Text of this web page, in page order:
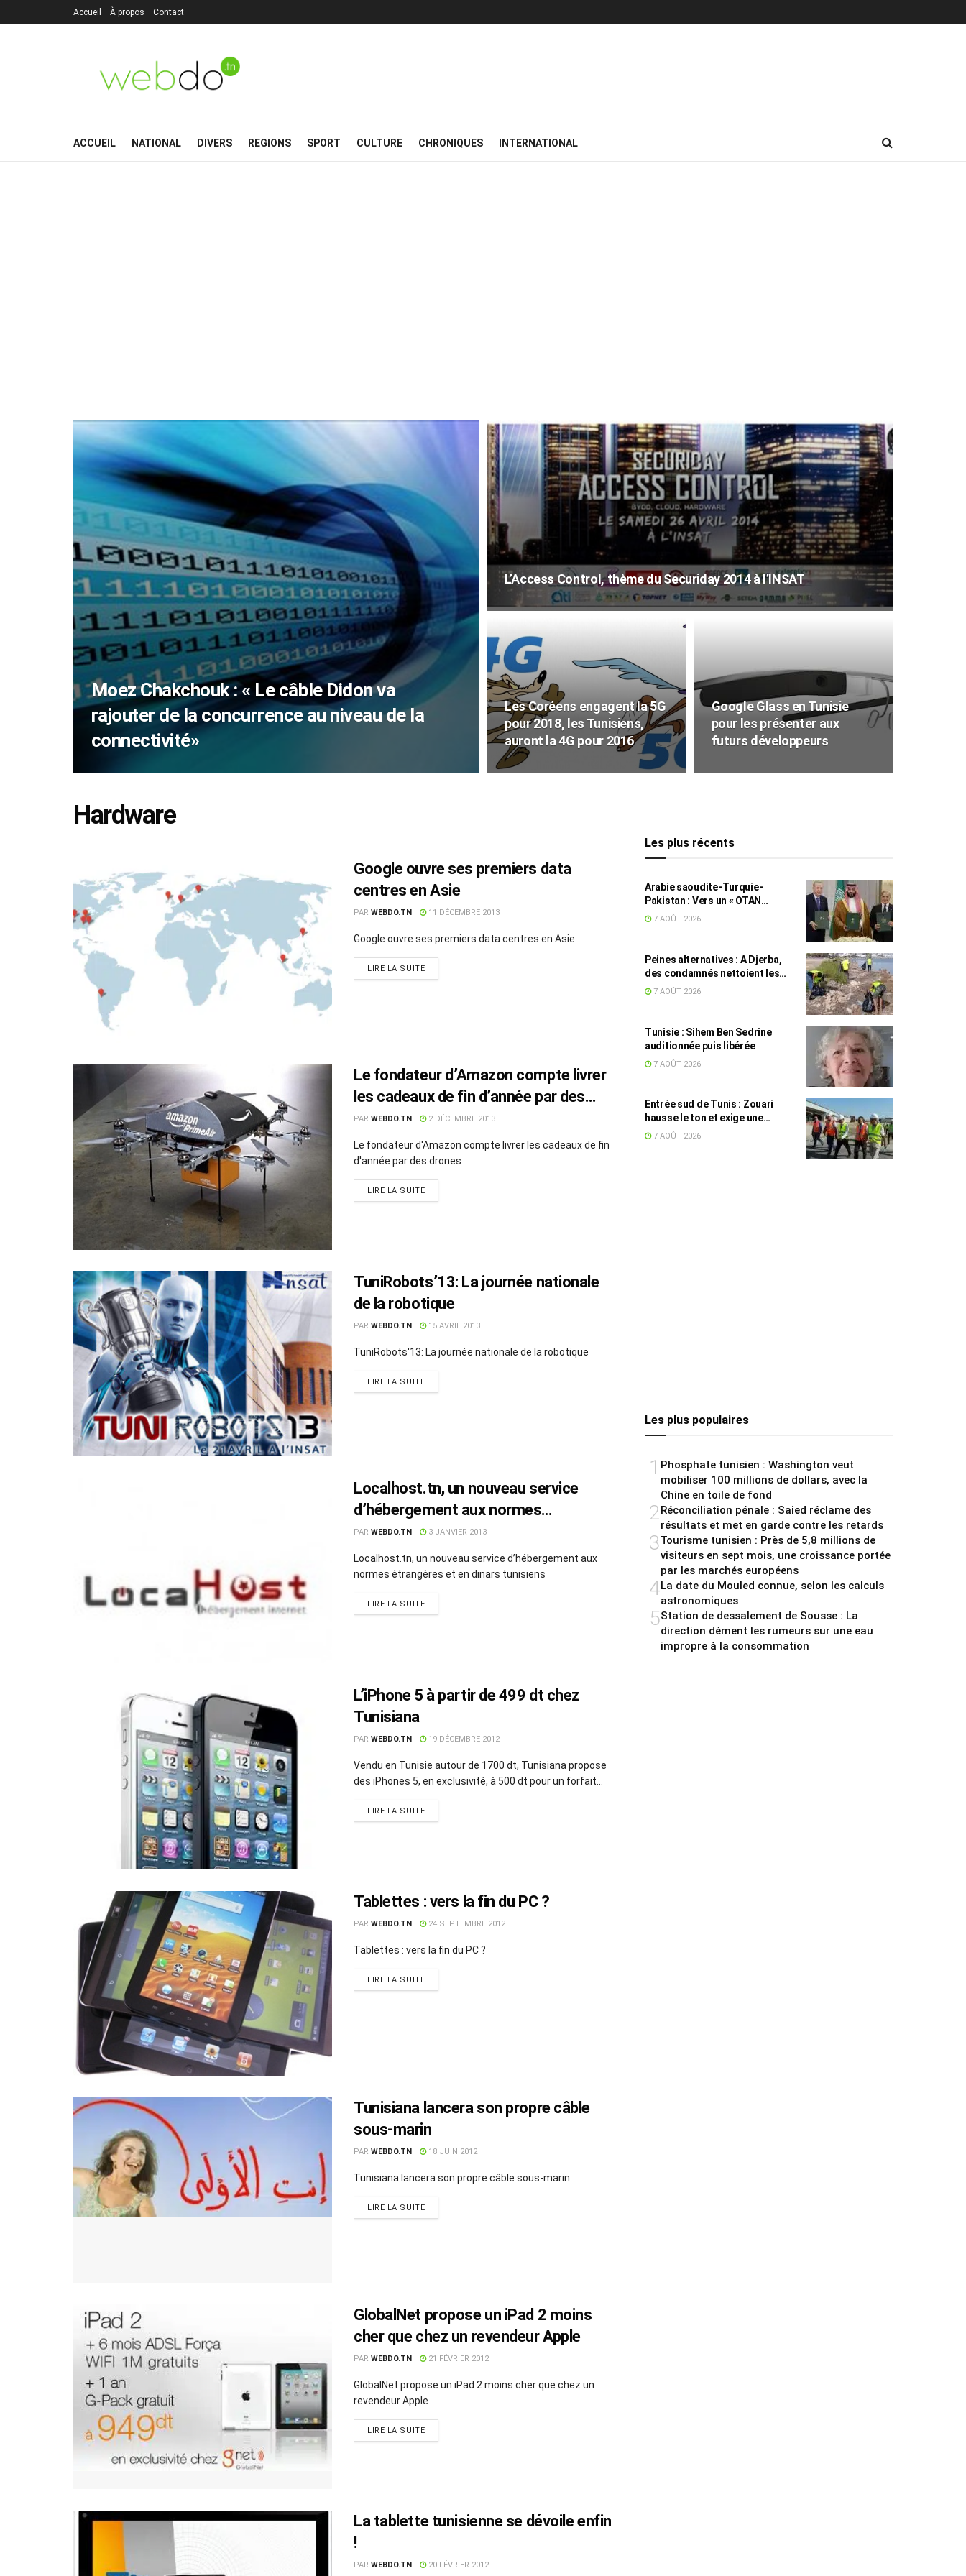
Accueil À propos Contact
ACCUEIL NATIONAL DIVERS REGIONS SPORT CULTURE CHRONIQUES INTERNATIONAL
Moez Chakchouk : « Le câble Didon va
rajouter de la concurrence au niveau de la
connectivité»
L’Access Control, thème du Securiday 2014 à l’INSAT
Les Coréens engagent la 5G
pour 2018, les Tunisiens,
auront la 4G pour 2016
Google Glass en Tunisie
pour les présenter aux
futurs développeurs
Hardware
Google ouvre ses premiers data
centres en Asie
PAR WEBDO.TN 11 DÉCEMBRE 2013
Google ouvre ses premiers data centres en Asie
LIRE LA SUITE
Le fondateur d’Amazon compte livrer
les cadeaux de fin d’année par des
drones
PAR WEBDO.TN 2 DÉCEMBRE 2013
Le fondateur d'Amazon compte livrer les cadeaux de fin
d'année par des drones
LIRE LA SUITE
TuniRobots’13: La journée nationale
de la robotique
PAR WEBDO.TN 15 AVRIL 2013
TuniRobots'13: La journée nationale de la robotique
LIRE LA SUITE
Localhost.tn, un nouveau service
d’hébergement aux normes
étrangères et en dinars tunisiens
PAR WEBDO.TN 3 JANVIER 2013
Localhost.tn, un nouveau service d’hébergement aux
normes étrangères et en dinars tunisiens
LIRE LA SUITE
L’iPhone 5 à partir de 499 dt chez
Tunisiana
PAR WEBDO.TN 19 DÉCEMBRE 2012
Vendu en Tunisie autour de 1700 dt, Tunisiana propose
des iPhones 5, en exclusivité, à 500 dt pour un forfait...
LIRE LA SUITE
Tablettes : vers la fin du PC ?
PAR WEBDO.TN 24 SEPTEMBRE 2012
Tablettes : vers la fin du PC ?
LIRE LA SUITE
Tunisiana lancera son propre câble
sous-marin
PAR WEBDO.TN 18 JUIN 2012
Tunisiana lancera son propre câble sous-marin
LIRE LA SUITE
GlobalNet propose un iPad 2 moins
cher que chez un revendeur Apple
PAR WEBDO.TN 21 FÉVRIER 2012
GlobalNet propose un iPad 2 moins cher que chez un
revendeur Apple
LIRE LA SUITE
La tablette tunisienne se dévoile enfin
!
PAR WEBDO.TN 20 FÉVRIER 2012
Les plus récents
Arabie saoudite-Turquie-
Pakistan : Vers un « OTAN
islamique » ?
7 AOÛT 2026
Peines alternatives : A Djerba,
des condamnés nettoient les
plages
7 AOÛT 2026
Tunisie : Sihem Ben Sedrine
auditionnée puis libérée
7 AOÛT 2026
Entrée sud de Tunis : Zouari
hausse le ton et exige une
accélération des travaux
7 AOÛT 2026
Les plus populaires
1 Phosphate tunisien : Washington veut
mobiliser 100 millions de dollars, avec la
Chine en toile de fond
2Réconciliation pénale : Saied réclame des
résultats et met en garde contre les retards
3Tourisme tunisien : Près de 5,8 millions de
visiteurs en sept mois, une croissance portée
par les marchés européens
4La date du Mouled connue, selon les calculs
astronomiques
5Station de dessalement de Sousse : La
direction dément les rumeurs sur une eau
impropre à la consommation